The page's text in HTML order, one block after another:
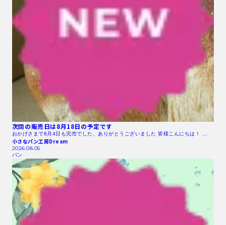
次回の販売日は8月18日の予定です
おかげさまで8月4日も完売でした、ありがとうございました 皆様こんにちは！ …
小さなパン工房Dream
2026.08.05
パン